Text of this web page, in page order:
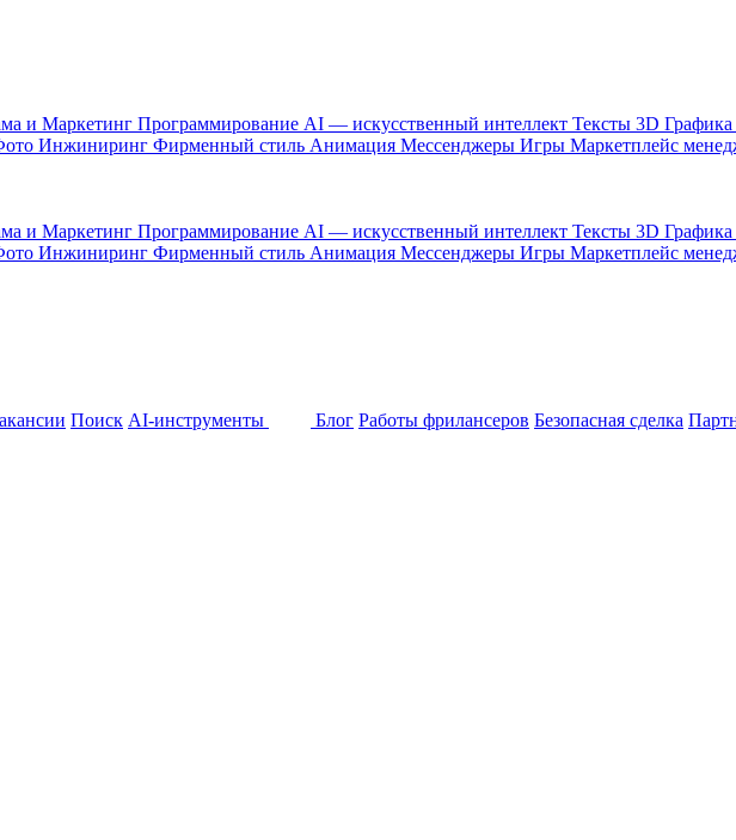
и Маркетинг Программирование AI — искусственный интеллект Тексты 3D Графика
Инжиниринг Фирменный стиль Анимация Мессенджеры Игры Маркетплейс
и Маркетинг Программирование AI — искусственный интеллект Тексты 3D Графика
Инжиниринг Фирменный стиль Анимация Мессенджеры Игры Маркетплейс
Поиск AI-инструменты Блог Работы фрилансеров Безопасная сделка